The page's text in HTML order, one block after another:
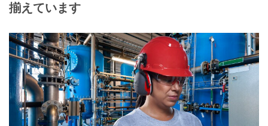
揃えています